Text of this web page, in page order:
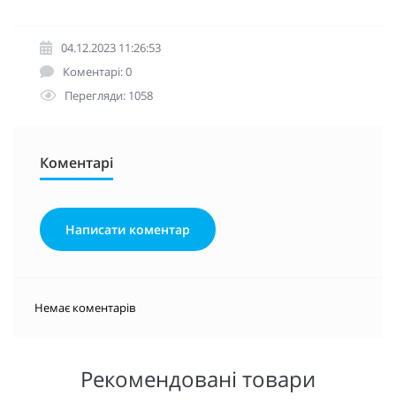
04.12.2023 11:26:53
Коментарі: 0
Перегляди: 1058
Коментарі
Написати коментар
Немає коментарів
Рекомендовані товари